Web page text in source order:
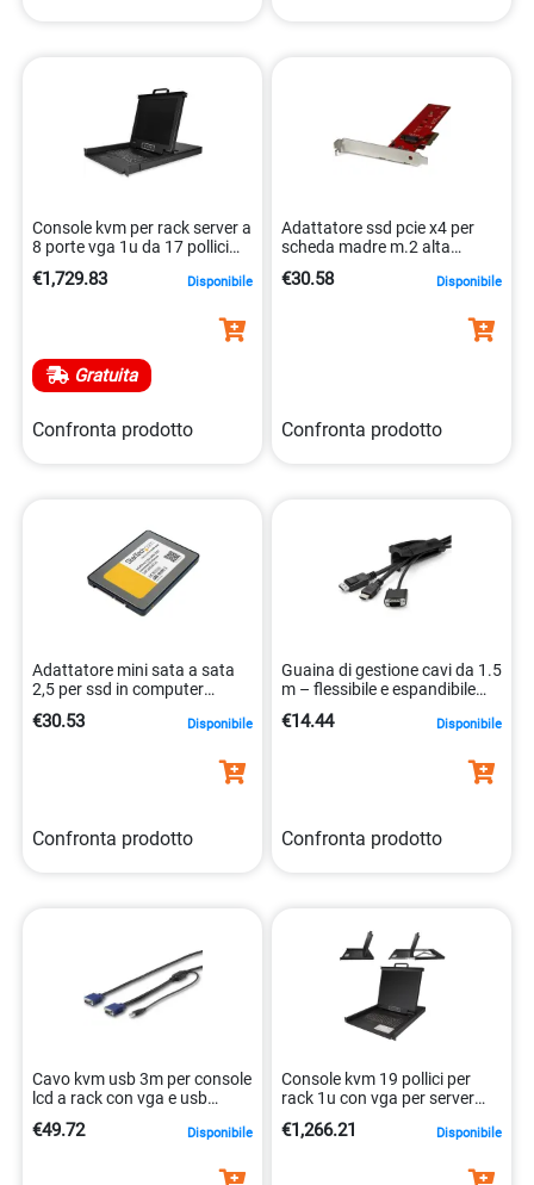
Console kvm per rack server a
8 porte vga 1u da 17 pollici
€1,729.83 Disponibile
Gratuita
Confronta prodotto
Adattatore ssd pcie x4 per
scheda madre m.2 alta
€30.58 Disponibile
Confronta prodotto
Adattatore mini sata a sata
2,5 per ssd in computer
0065030845694
€30.53 Disponibile
Confronta prodotto
Guaina di gestione cavi da 1.5
m – flessibile e espandibile
€14.44 Disponibile
Confronta prodotto
Cavo kvm usb 3m per console
lcd a rack con vga e usb
€49.72 Disponibile
Console kvm 19 pollici per
rack 1u con vga per server
€1,266.21 Disponibile